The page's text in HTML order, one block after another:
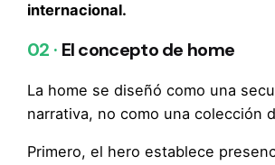
internacional.
02 · El concepto de home
La home se diseñó como una
narrativa, no como una colección
Primero, el hero establece